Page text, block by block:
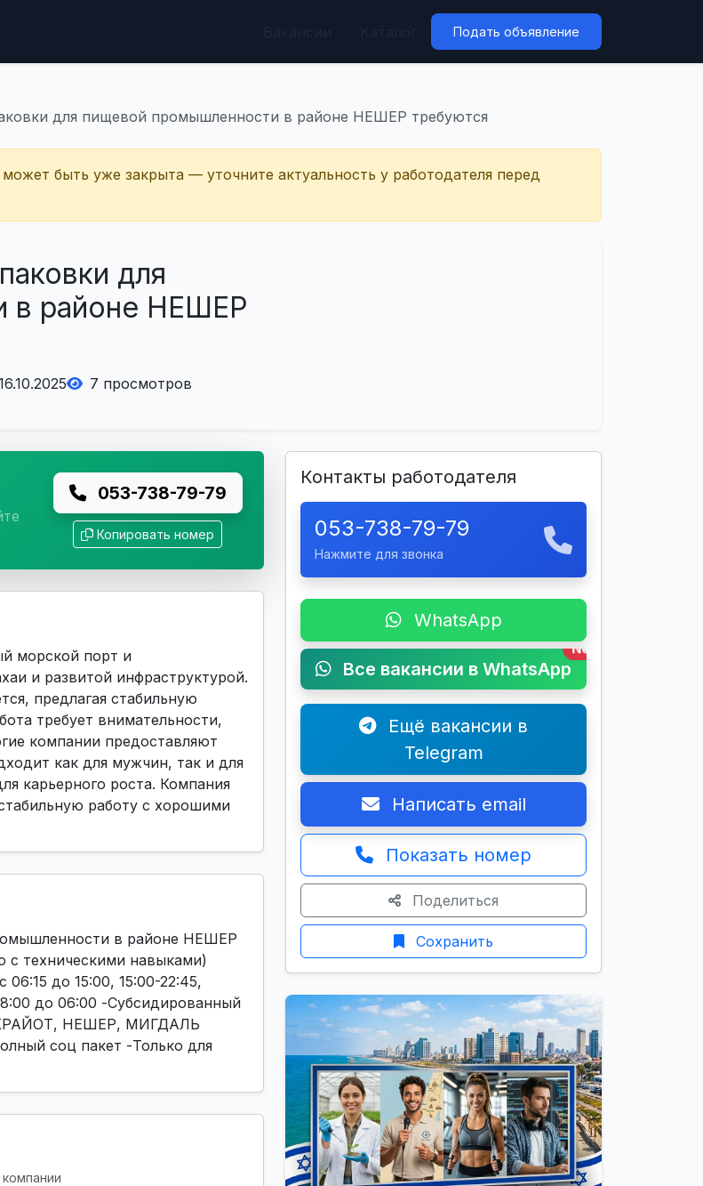
Подать объявление
для пищевой промышленности в районе НЕШЕР требуются
быть уже закрыта — уточните актуальность у работодателя перед
для
в районе НЕШЕР
7 просмотров
053-738-79-79
Копировать номер
морской порт и
и развитой инфраструктурой.
предлагая стабильную
требует внимательности,
компании предоставляют
как для мужчин, так и для
карьерного роста. Компания
работу с хорошими
в районе НЕШЕР
техническими навыками)
до 15:00, 15:00-22:45,
до 06:00 -Субсидированный
КРАЙОТ, НЕШЕР, МИГДАЛЬ
соц пакет -Только для
Контакты работодателя
053-738-79-79
Нажмите для звонка
WhatsApp
Все вакансии в WhatsApp
New
Ещё вакансии в
Telegram
Написать email
Показать номер
Поделиться
Сохранить